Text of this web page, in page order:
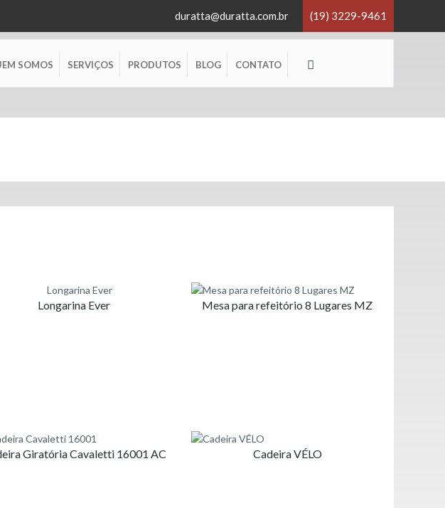
duratta@duratta.com.br (19) 3229-9461
SOMOS SERVIÇOS PRODUTOS BLOG CONTATO
Longarina Ever Mesa para refeitório 8 Lugares MZ
Giratória Cavaletti 16001 AC Cadeira VÉLO
×